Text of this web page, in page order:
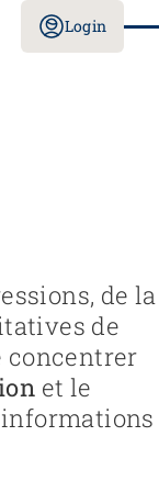
Login
de la
de
concentrer
et le